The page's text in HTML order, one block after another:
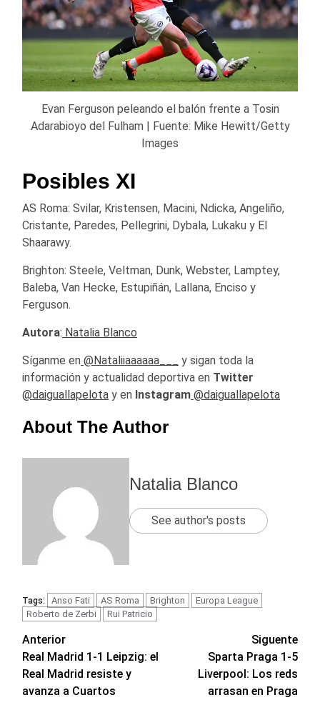
Evan Ferguson peleando el balón frente a Tosin
Adarabioyo del Fulham | Fuente: Mike Hewitt/Getty
Images
Posibles XI
AS Roma: Svilar, Kristensen, Macini, Ndicka, Angeliño,
Cristante, Paredes, Pellegrini, Dybala, Lukaku y El
Shaarawy.
Brighton: Steele, Veltman, Dunk, Webster, Lamptey,
Baleba, Van Hecke, Estupiñán, Lallana, Enciso y
Ferguson.
Autora: Natalia Blanco
Síganme en @Nataliiaaaaaa___
y sigan toda la
información y actualidad deportiva en Twitter
@daiguallapelota y en Instagram @daiguallapelota
About The Author
Natalia Blanco
See author's posts
Tags: Anso Fati AS Roma Brighton
Europa League
Roberto de Zerbi
Rui Patricio
Navegación
de
entradas
Anterior
Real Madrid 1-1 Leipzig: el
Real Madrid resiste y
avanza a Cuartos
Siguente
Sparta Praga 1-5
Liverpool: Los reds
arrasan en Praga